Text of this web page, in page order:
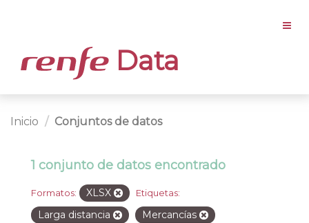
Data
Inicio Conjuntos de datos
1 conjunto de datos encontrado
Formatos: XLSX Etiquetas:
Larga distancia
Mercancías